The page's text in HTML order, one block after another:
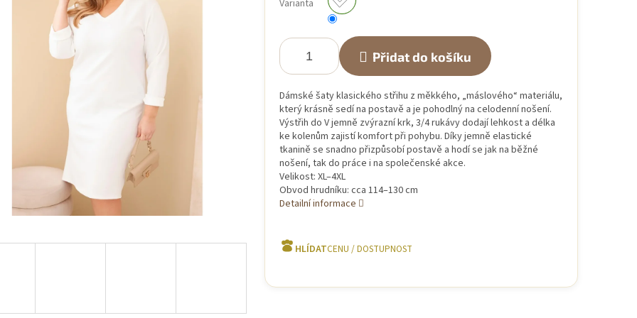
Varianta
Přidat do košíku
Dámské šaty klasického střihu z měkkého, „máslového“ materiálu,
který krásně sedí na postavě a je pohodlný na celodenní nošení.
Výstřih do V jemně zvýrazní krk, 3/4 rukávy dodají lehkost a délka
ke kolenům zajistí komfort při pohybu. Díky jemně elastické
tkanině se snadno přizpůsobí postavě a hodí se jak na běžné
nošení, tak do práce i na společenské akce.
Velikost: XL–4XL
Obvod hrudníku: cca 114–130 cm
Detailní informace
HLÍDAT